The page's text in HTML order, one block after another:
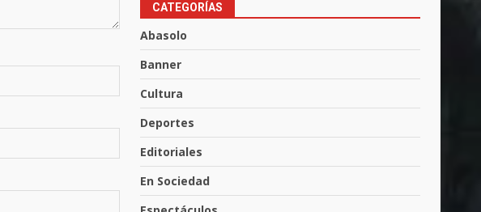
CATEGORÍAS
Abasolo
Banner
Cultura
Deportes
Editoriales
En Sociedad
3
Los Pastores: tradición que